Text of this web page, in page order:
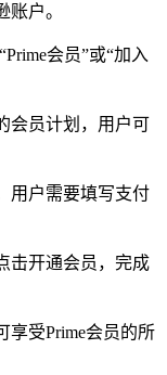
户。
会员”或“加入
会员计划，用户可
用户需要填写支付
击开通会员，完成
享受Prime会员的所